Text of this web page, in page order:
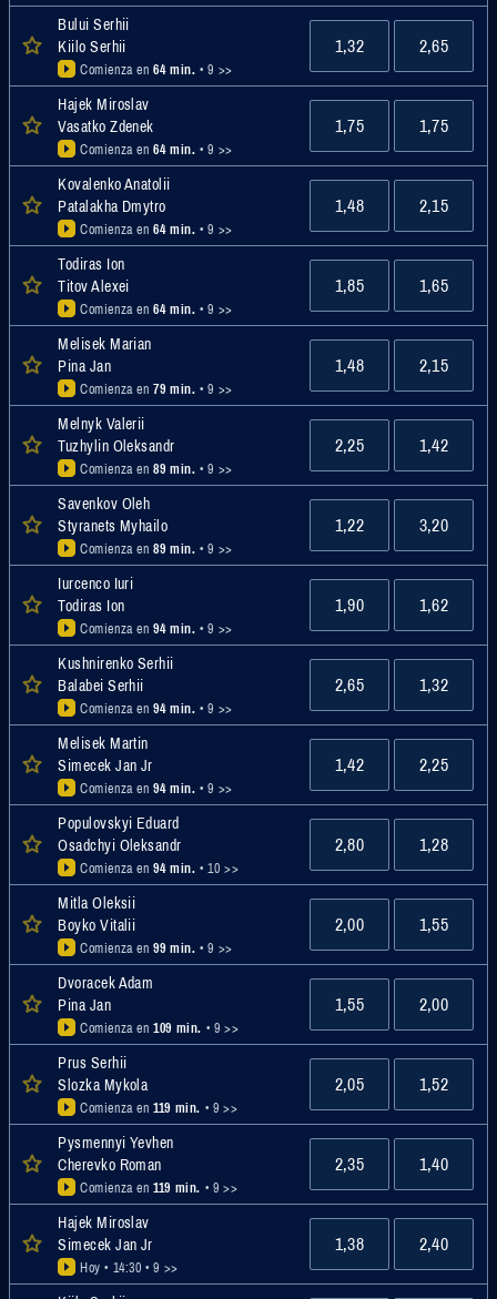
Bului Serhii
Kiilo Serhii
Comienza en 64 min. • 9 >>
1,32 2,65
Hajek Miroslav
Vasatko Zdenek
Comienza en 64 min. • 9 >>
1,75 1,75
Kovalenko Anatolii
Patalakha Dmytro
Comienza en 64 min. • 9 >>
1,48 2,15
Todiras Ion
Titov Alexei
Comienza en 64 min. • 9 >>
1,85 1,65
Melisek Marian
Pina Jan
Comienza en 79 min. • 9 >>
1,48 2,15
Melnyk Valerii
Tuzhylin Oleksandr
Comienza en 89 min. • 9 >>
2,25 1,42
Savenkov Oleh
Styranets Myhailo
Comienza en 89 min. • 9 >>
1,22 3,20
Iurcenco Iuri
Todiras Ion
Comienza en 94 min. • 9 >>
1,90 1,62
Kushnirenko Serhii
Balabei Serhii
Comienza en 94 min. • 9 >>
2,65 1,32
Melisek Martin
Simecek Jan Jr
Comienza en 94 min. • 9 >>
1,42 2,25
Populovskyi Eduard
Osadchyi Oleksandr
Comienza en 94 min. • 10 >>
2,80 1,28
Mitla Oleksii
Boyko Vitalii
Comienza en 99 min. • 9 >>
2,00 1,55
Dvoracek Adam
Pina Jan
Comienza en 109 min. • 9 >>
1,55 2,00
Prus Serhii
Slozka Mykola
Comienza en 119 min. • 9 >>
2,05 1,52
Pysmennyi Yevhen
Cherevko Roman
Comienza en 119 min. • 9 >>
2,35 1,40
Hajek Miroslav
Simecek Jan Jr
Hoy • 14:30 • 9 >>
1,38 2,40